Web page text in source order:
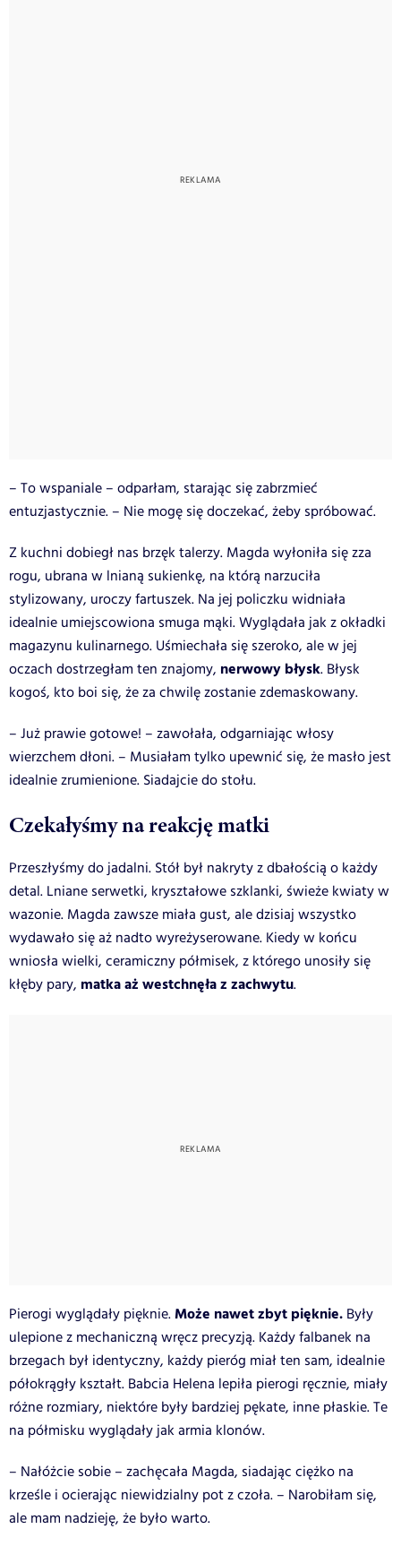
– To wspaniale – odparłam, starając się zabrzmieć
entuzjastycznie. – Nie mogę się doczekać, żeby spróbować.
Z kuchni dobiegł nas brzęk talerzy. Magda wyłoniła się zza
rogu, ubrana w lnianą sukienkę, na którą narzuciła
stylizowany, uroczy fartuszek. Na jej policzku widniała
idealnie umiejscowiona smuga mąki. Wyglądała jak z okładki
magazynu kulinarnego. Uśmiechała się szeroko, ale w jej
oczach dostrzegłam ten znajomy, nerwowy błysk. Błysk
kogoś, kto boi się, że za chwilę zostanie zdemaskowany.
– Już prawie gotowe! – zawołała, odgarniając włosy
wierzchem dłoni. – Musiałam tylko upewnić się, że masło jest
idealnie zrumienione. Siadajcie do stołu.
Czekałyśmy na reakcję matki
Przeszłyśmy do jadalni. Stół był nakryty z dbałością o każdy
detal. Lniane serwetki, kryształowe szklanki, świeże kwiaty w
wazonie. Magda zawsze miała gust, ale dzisiaj wszystko
wydawało się aż nadto wyreżyserowane. Kiedy w końcu
wniosła wielki, ceramiczny półmisek, z którego unosiły się
kłęby pary, matka aż westchnęła z zachwytu.
Pierogi wyglądały pięknie.Może nawet zbyt pięknie. Były
ulepione z mechaniczną wręcz precyzją. Każdy falbanek na
brzegach był identyczny, każdy pieróg miał ten sam, idealnie
półokrągły kształt. Babcia Helena lepiła pierogi ręcznie, miały
różne rozmiary, niektóre były bardziej pękate, inne płaskie. Te
na półmisku wyglądały jak armia klonów.
– Nałóżcie sobie – zachęcała Magda, siadając ciężko na
krześle i ocierając niewidzialny pot z czoła. – Narobiłam się,
ale mam nadzieję, że było warto.